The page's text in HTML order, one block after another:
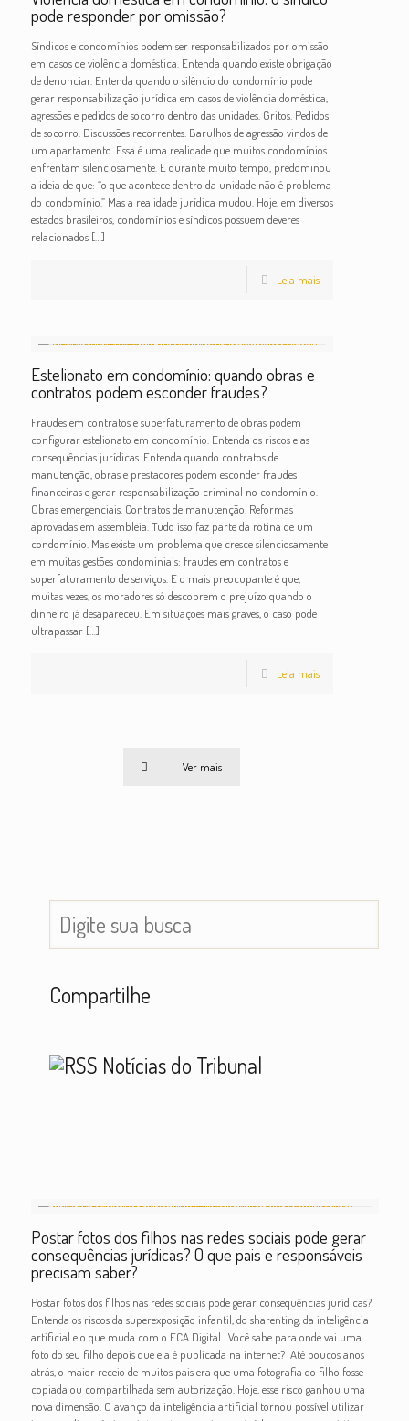
pode responder por omissão?
Síndicos e condomínios podem ser responsabilizados por omissão
em casos de violência doméstica. Entenda quando existe obrigação
de denunciar. Entenda quando o silêncio do condomínio pode
gerar responsabilização jurídica em casos de violência doméstica,
agressões e pedidos de socorro dentro das unidades. Gritos. Pedidos
de socorro. Discussões recorrentes. Barulhos de agressão vindos de
um apartamento. Essa é uma realidade que muitos condomínios
enfrentam silenciosamente. E durante muito tempo, predominou
a ideia de que: “o que acontece dentro da unidade não é problema
do condomínio.” Mas a realidade jurídica mudou. Hoje, em diversos
estados brasileiros, condomínios e síndicos possuem deveres
relacionados[…]
Leia mais
Estelionato em condomínio: quando obras e
contratos podem esconder fraudes?
Fraudes em contratos e superfaturamento de obras podem
configurar estelionato em condomínio. Entenda os riscos e as
consequências jurídicas. Entenda quando contratos de
manutenção, obras e prestadores podem esconder fraudes
financeiras e gerar responsabilização criminal no condomínio.
Obras emergenciais. Contratos de manutenção. Reformas
aprovadas em assembleia. Tudo isso faz parte da rotina de um
condomínio. Mas existe um problema que cresce silenciosamente
em muitas gestões condominiais: fraudes em contratos e
superfaturamento de serviços. E o mais preocupante é que,
muitas vezes, os moradores só descobrem o prejuízo quando o
dinheiro já desapareceu. Em situações mais graves, o caso pode
ultrapassar[…]
Leia mais
Ver mais
Compartilhe
Notícias do Tribunal
Postar fotos dos filhos nas redes sociais pode gerar
consequências jurídicas? O que pais e responsáveis
precisam saber?
Postar fotos dos filhos nas redes sociais pode gerar consequências jurídicas?
Entenda os riscos da superexposição infantil, do sharenting, da inteligência
artificial e o que muda com o ECA Digital. Você sabe para onde vai uma
foto do seu filho depois que ela é publicada na internet? Até poucos anos
atrás, o maior receio de muitos pais era que uma fotografia do filho fosse
copiada ou compartilhada sem autorização. Hoje, esse risco ganhou uma
nova dimensão. O avanço da inteligência artificial tornou possível utilizar